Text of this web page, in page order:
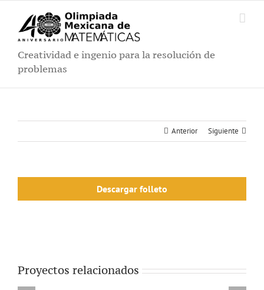
contenido
Creatividad e ingenio para la resolución de
problemas
Anterior Siguiente
Descargar folleto
Proyectos relacionados